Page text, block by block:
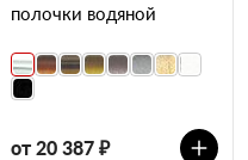
полочки водяной
от 20 387 ₽